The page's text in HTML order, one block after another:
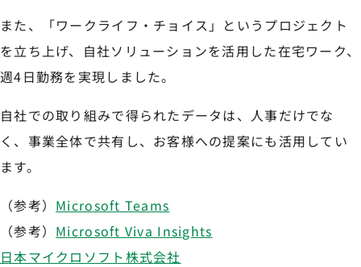
また、「ワークライフ・チョイス」というプロジェクト
を立ち上げ、自社ソリューションを活用した在宅ワーク、
週4日勤務を実現しました。
自社での取り組みで得られたデータは、人事だけでな
く、事業全体で共有し、お客様への提案にも活用してい
ます。
（参考） Microsoft Teams
（参考） Microsoft Viva Insights
日本マイクロソフト株式会社